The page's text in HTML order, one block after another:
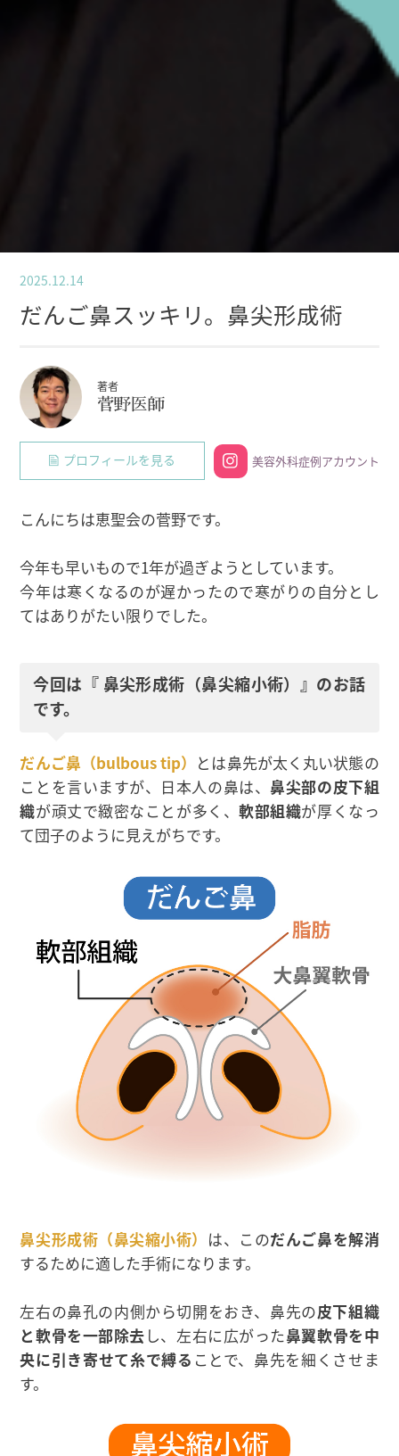
2025.12.14
だんご鼻スッキリ。鼻尖形成術
著者
菅野医師
プロフィールを見る 美容外科症例アカウント
こんにちは恵聖会の菅野です。
今年も早いもので1年が過ぎようとしています。
今年は寒くなるのが遅かったので寒がりの自分とし
てはありがたい限りでした。
今回は『 鼻尖形成術（鼻尖縮小術）』のお話
です。
だんご鼻（bulbous tip） とは鼻先が太く丸い状態の
ことを言いますが、日本人の鼻は、 鼻尖部の皮下組
織が頑丈で緻密なことが多く、軟部組織が厚くなっ
て団子のように見えがちです。
鼻尖形成術（鼻尖縮小術） は、このだんご鼻を解消
するために適した手術になります。
左右の鼻孔の内側から切開をおき、鼻先の皮下組織
と軟骨を一部除去 し、左右に広がった鼻翼軟骨を中
央に引き寄せて糸で縛る ことで、鼻先を細くさせま
す。